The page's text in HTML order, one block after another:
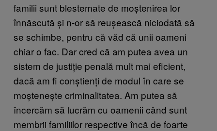
familii sunt blestemate de moștenirea lor
înnăscută și n-or să reușească niciodată să
se schimbe, pentru că văd că unii oameni
chiar o fac. Dar cred că am putea avea un
sistem de justiție penală mult mai eficient,
dacă am fi conștienți de modul în care se
moștenește criminalitatea. Am putea să
încercăm să lucrăm cu oamenii când sunt
membrii familiilor respective încă de foarte